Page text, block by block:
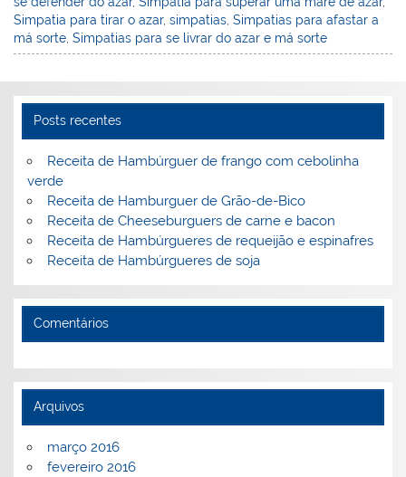
n o
o
M
ai
Simpatia para tirar o azar,simpatias ,Simpatias para afastar a
má sorte ,Simpatias para se livrar do azar e má sorte
Posts recentes
Receita de Hambúrguer de frango com cebolinha
verde
Receita de Hamburguer de Grão-de-Bico
Receita de Cheeseburguers de carne e bacon
Receita de Hambúrgueres de requeijão e espinafres
Receita de Hambúrgueres de soja
Comentários
Arquivos
março 2016
fevereiro 2016